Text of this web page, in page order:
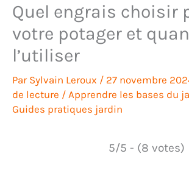
Quel engrais choisir
votre potager et
l’utiliser
Par Sylvain Leroux / 27 novembre
de lecture / Apprendre les bases du
Guides pratiques jardin
5/5 - (8 votes)